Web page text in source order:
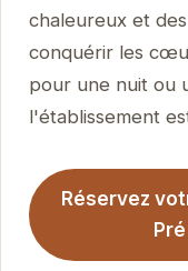
chaleureux et
conquérir les
pour une nuit ou
l'établissement
Réservez